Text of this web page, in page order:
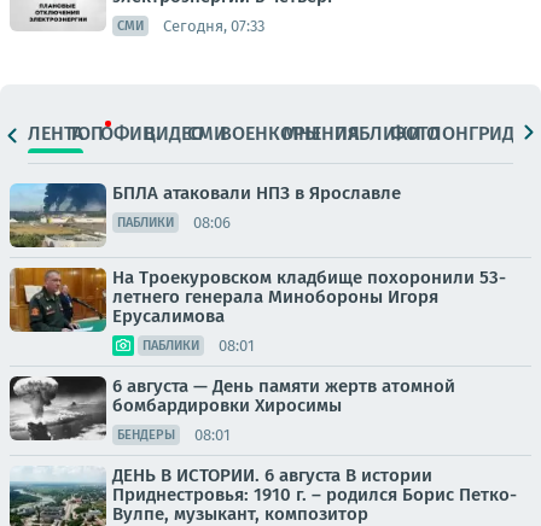
СМИ Сегодня, 07:33
ЛЕНТАТОПОФИЦ.ВИДЕОСМИВОЕНКОРЫМНЕНИЯПАБЛИКИ
ФОТОЛОНГРИДЫ
БПЛА атаковали НПЗ в Ярославле
ПАБЛИКИ 08:06
На Троекуровском кладбище похоронили 53-
летнего генерала Минобороны Игоря
Ерусалимова
ПАБЛИКИ 08:01
6 августа — День памяти жертв атомной
бомбардировки Хиросимы
БЕНДЕРЫ 08:01
ДЕНЬ В ИСТОРИИ. 6 августа В истории
Приднестровья: 1910 г. – родился Борис Петко-
Вулпе, музыкант, композитор